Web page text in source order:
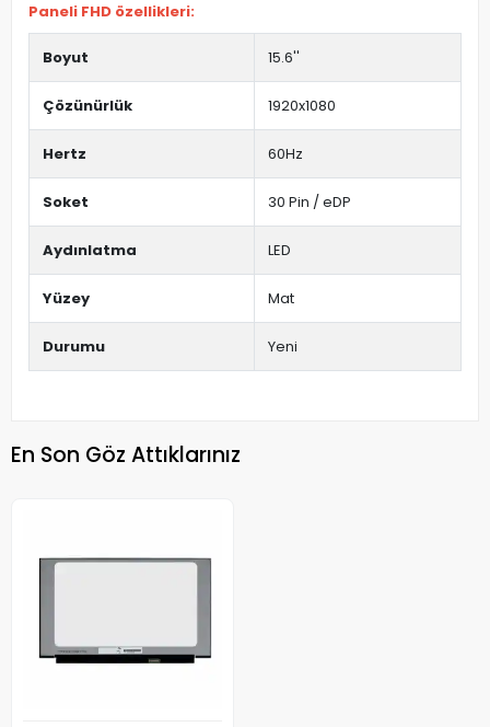
Paneli FHD özellikleri:
Boyut 15.6''
Çözünürlük 1920x1080
Hertz 60Hz
Soket 30 Pin / eDP
Aydınlatma LED
Yüzey Mat
Durumu Yeni
En Son Göz Attıklarınız